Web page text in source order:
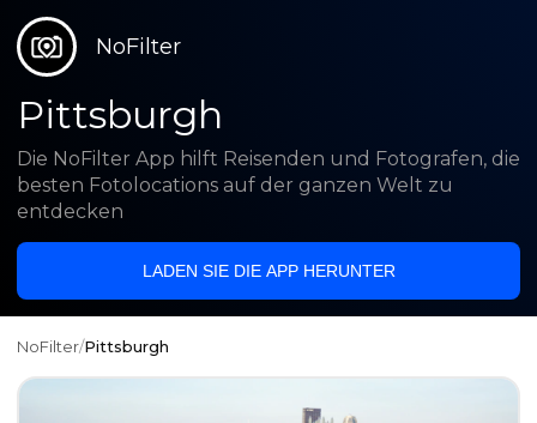
NoFilter
Pittsburgh
Die NoFilter App hilft Reisenden und Fotografen, die
besten Fotolocations auf der ganzen Welt zu
entdecken
LADEN SIE DIE APP HERUNTER
NoFilter/Pittsburgh